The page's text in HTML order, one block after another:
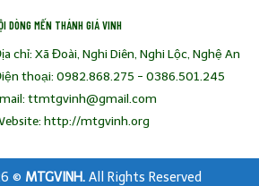
DÒNG MẾN THÁNH GIÁ VINH
chỉ: Xã Đoài, Nghi Diên, Nghi Lộc, Nghệ An
thoại: 0982.868.275 - 0386.501.245
ttmtgvinh@gmail.com
http://mtgvinh.org
© MTGVINH. All Rights Reserved